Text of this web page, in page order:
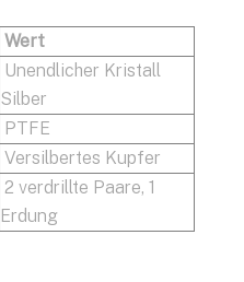
Wert
Unendlicher Kristall
Silber
PTFE
Versilbertes Kupfer
2 verdrillte Paare, 1
Erdung